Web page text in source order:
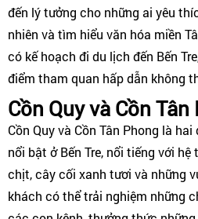
đến lý tưởng cho những ai yêu
nhiên và tìm hiểu văn hóa miền
có kế hoạch đi du lịch đến Bến
điểm tham quan hấp dẫn không
Cồn Quy và Cồn Tân
Cồn Quy và Cồn Tân Phong là
nổi bật ở Bến Tre, nổi tiếng với
chịt, cây cối xanh tươi và những
khách có thể trải nghiệm những